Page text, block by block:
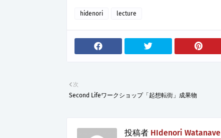
hidenori lecture
次
Second Lifeワークショップ「起想転街」成果物
投稿者 HIdenori Watanave